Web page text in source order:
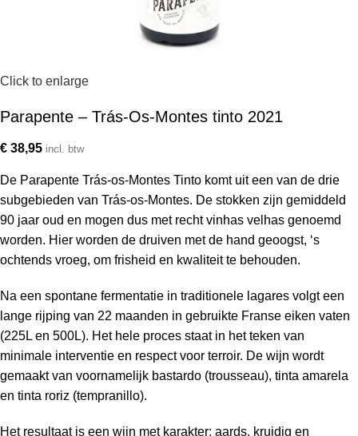
Click to enlarge
Parapente – Trás-Os-Montes tinto 2021
€ 38,95 incl. btw
De Parapente Trás‑os‑Montes Tinto komt uit een van de drie
subgebieden van Trás‑os‑Montes. De stokken zijn gemiddeld
90 jaar oud en mogen dus met recht vinhas velhas genoemd
worden. Hier worden de druiven met de hand geoogst, ‘s
ochtends vroeg, om frisheid en kwaliteit te behouden.
Na een spontane fermentatie in traditionele lagares volgt een
lange rijping van 22 maanden in gebruikte Franse eiken vaten
(225L en 500L). Het hele proces staat in het teken van
minimale interventie en respect voor terroir. De wijn wordt
gemaakt van voornamelijk bastardo (trousseau), tinta amarela
en tinta roriz (tempranillo).
Het resultaat is een wijn met karakter: aards, kruidig en